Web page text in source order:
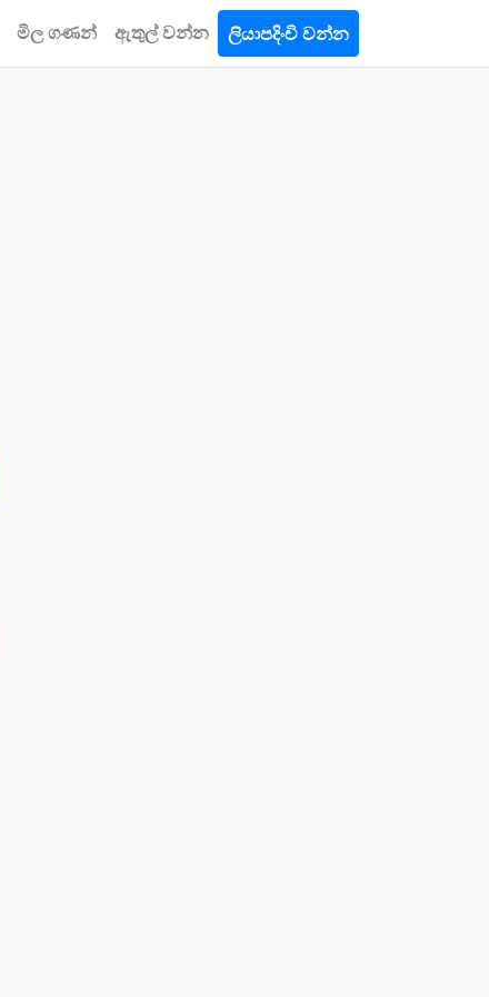
මිල ගණන් ඇතුල් වන්න ලියාපදිංචි වන්න